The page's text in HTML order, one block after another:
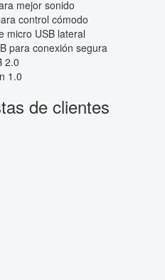
mejor sonido
control cómodo
micro USB lateral
para conexión segura
2.0
1.0
de clientes